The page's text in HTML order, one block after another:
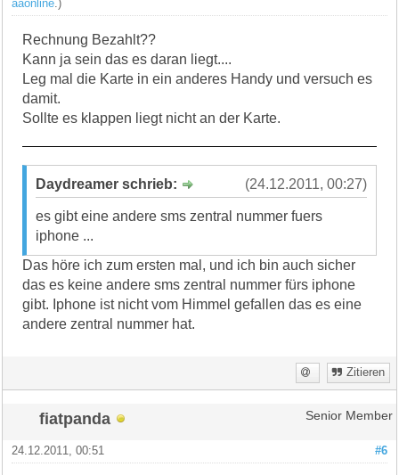
aaonline .)
Rechnung Bezahlt??
Kann ja sein das es daran liegt....
Leg mal die Karte in ein anderes Handy und versuch es
damit.
Sollte es klappen liegt nicht an der Karte.
(24.12.2011, 00:27)
Daydreamer schrieb:
es gibt eine andere sms zentral nummer fuers
iphone ...
Das höre ich zum ersten mal, und ich bin auch sicher
das es keine andere sms zentral nummer fürs iphone
gibt. Iphone ist nicht vom Himmel gefallen das es eine
andere zentral nummer hat.
Zitieren
fiatpanda Senior Member
#6
24.12.2011, 00:51